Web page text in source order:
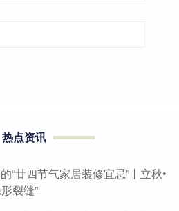
热点资讯
“廿四节气家居装修宜忌”丨立秋•
裂缝”